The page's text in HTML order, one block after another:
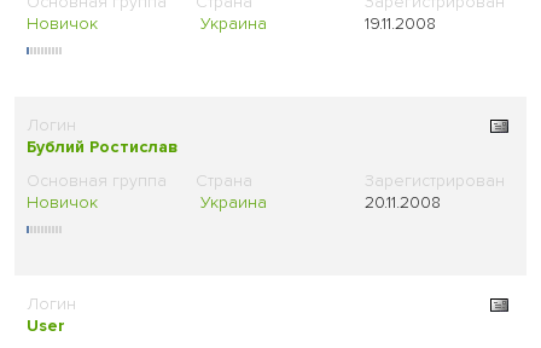
Новичок Украина 19.11.2008
Бублий Ростислав
Новичок Украина 20.11.2008
User